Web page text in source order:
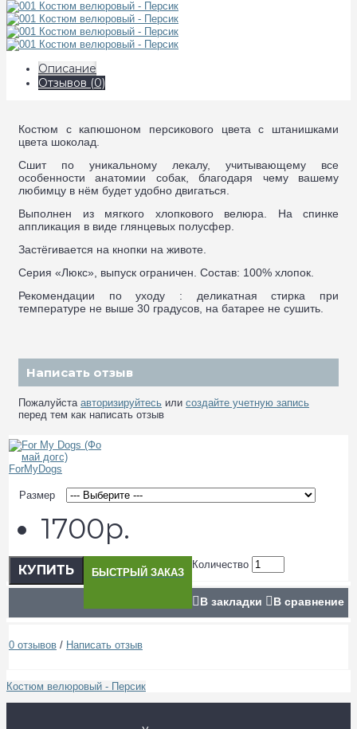
Описание
Отзывов (0)
Костюм с капюшоном персикового цвета с штанишками
цвета шоколад.
Сшит по уникальному лекалу, учитывающему все
особенности анатомии собак, благодаря чему вашему
любимцу в нём будет удобно двигаться.
Выполнен из мягкого хлопкового велюра. На спинке
аппликация в виде глянцевых полусфер.
Застёгивается на кнопки на животе.
Серия «Люкс», выпуск ограничен. Состав: 100% хлопок.
Рекомендации по уходу : деликатная стирка при
температуре не выше 30 градусов, на батарее не сушить.
Написать отзыв
Пожалуйста авторизируйтесь или создайте учетную запись
перед тем как написать отзыв
Размер
1700р.
Количество
КУПИТЬ БЫСТРЫЙ ЗАКАЗ
В закладки В сравнение
0 отзывов / Написать отзыв
Костюм велюровый - Персик